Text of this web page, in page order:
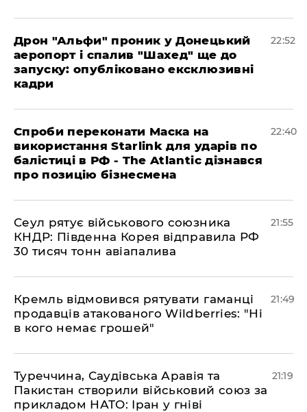
​Дрон "Альфи" проник у Донецький
аеропорт і спалив "Шахед" ще до
запуску: опубліковано ексклюзивні
кадри
22:52
​Спроби переконати Маска на
використання Starlink для ударів по
балістиці в РФ - The Atlantic дізнався
про позицію бізнесмена
22:40
​Сеул рятує військового союзника
КНДР: Південна Корея відправила РФ
30 тисяч тонн авіапалива
21:55
​Кремль відмовився рятувати гаманці
продавців атакованого Wildberries: "Ні
в кого немає грошей"
21:49
​Туреччина, Саудівська Аравія та
Пакистан створили військовий союз за
прикладом НАТО: Іран у гніві
21:19